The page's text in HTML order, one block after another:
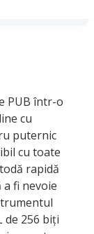
PUB într-o
cu
puternic
cu toate
rapidă
fi nevoie
de 256 biți